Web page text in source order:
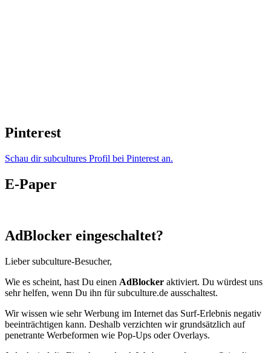
Pinterest
Schau dir subcultures Profil bei Pinterest an.
E-Paper
AdBlocker eingeschaltet?
Lieber subculture-Besucher,
Wie es scheint, hast Du einen AdBlocker aktiviert. Du würdest uns
sehr helfen, wenn Du ihn für subculture.de ausschaltest.
Wir wissen wie sehr Werbung im Internet das Surf-Erlebnis negativ
beeinträchtigen kann. Deshalb verzichten wir grundsätzlich auf
penetrante Werbeformen wie Pop-Ups oder Overlays.